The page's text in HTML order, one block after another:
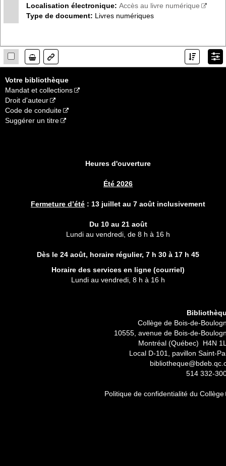
Localisation électronique: Accès au livre numérique
Type de document: Livres numériques
Lien
Votre bibliothèque
Mandat et collections
Droit d'auteur
Code de conduite
Suggérer un titre
Heures d'ouverture
Été 2026
Fermeture d’été : 13 juillet au 7 août inclusivement
Du 10 au 21 août
Lundi au vendredi, de 8 h à 16 h
Dès le 24 août, horaire régulier, 7 h 30 à 17 h 45
Horaire des services en ligne (courriel)
Lundi au vendredi, 8 h à 16 h
Collège de Bois-de-
10555, avenue de Bois-de-
Montréal (Québec) H4N
Local D-101, pavillon Saint-
514 332-
Politique de confidentialité du Collège